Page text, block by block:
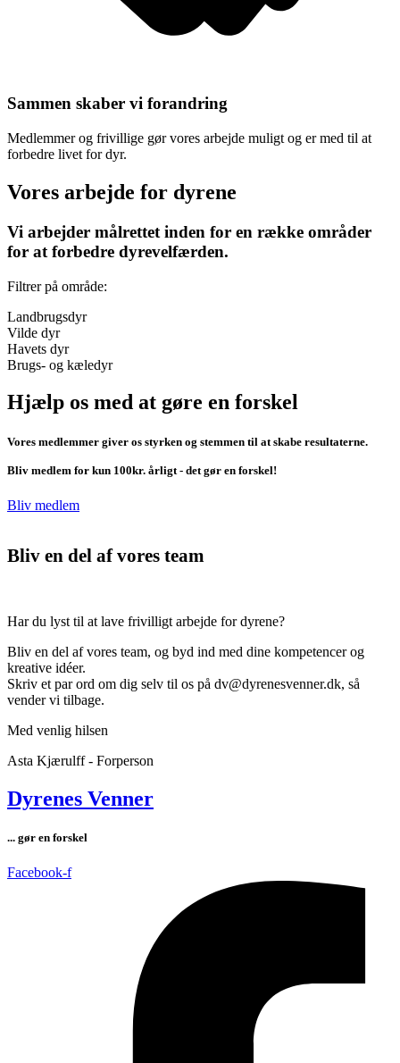
Sammen skaber vi forandring
Medlemmer og frivillige gør vores arbejde muligt og er med til at
forbedre livet for dyr.
Vores arbejde for dyrene
Vi arbejder målrettet inden for en række områder
for at forbedre dyrevelfærden.
Filtrer på område:
Landbrugsdyr
Vilde dyr
Havets dyr
Brugs- og kæledyr
Sorg over dyr
Gadehunde
Plantebaseret kost
Natur-national-parker
Kvæg
Skaldyr
Turisme og underholdning
Lystfiskeri
Dambrug
Hjælp os med at gøre en forskel
Vores medlemmer giver os styrken og stemmen til at skabe resultaterne.
Bliv medlem for kun 100kr. årligt - det gør en forskel!
Bliv medlem
Bliv en del af vores team
Har du lyst til at lave frivilligt arbejde for dyrene?
Bliv en del af vores team, og byd ind med dine kompetencer og
kreative idéer.
Skriv et par ord om dig selv til os på dv@dyrenesvenner.dk, så
vender vi tilbage.
Med venlig hilsen
Asta Kjærulff - Forperson
Dyrenes Venner
... gør en forskel
Facebook-f